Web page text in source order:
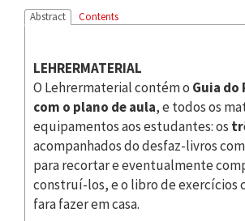
Abstract Contents
LEHRERMATERIAL
O Lehrermaterial contém o Guia do
com o plano de aula, e todos os
equipamentos aos estudantes: os
acompanhados do desfaz-livros
para recortar e eventualmente
construí-los, e o libro de exercícios
fara fazer em casa.